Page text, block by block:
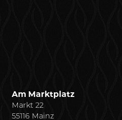
Am Marktplatz
Markt 22
55116 Mainz